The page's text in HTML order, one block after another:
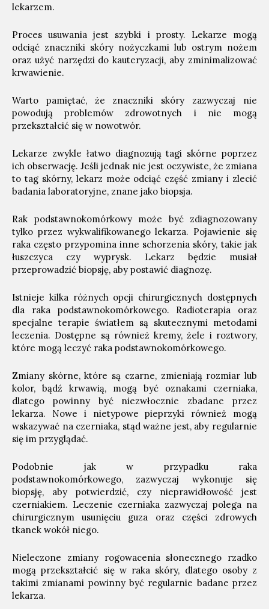
lekarzem.
Proces usuwania jest szybki i prosty. Lekarze mogą
odciąć znaczniki skóry nożyczkami lub ostrym nożem
oraz użyć narzędzi do kauteryzacji, aby zminimalizować
krwawienie.
Warto pamiętać, że znaczniki skóry zazwyczaj nie
powodują problemów zdrowotnych i nie mogą
przekształcić się w nowotwór.
Lekarze zwykle łatwo diagnozują tagi skórne poprzez
ich obserwację. Jeśli jednak nie jest oczywiste, że zmiana
to tag skórny, lekarz może odciąć część zmiany i zlecić
badania laboratoryjne, znane jako biopsja.
Rak podstawnokomórkowy może być zdiagnozowany
tylko przez wykwalifikowanego lekarza. Pojawienie się
raka często przypomina inne schorzenia skóry, takie jak
łuszczyca czy wyprysk. Lekarz będzie musiał
przeprowadzić biopsję, aby postawić diagnozę.
Istnieje kilka różnych opcji chirurgicznych dostępnych
dla raka podstawnokomórkowego. Radioterapia oraz
specjalne terapie światłem są skutecznymi metodami
leczenia. Dostępne są również kremy, żele i roztwory,
które mogą leczyć raka podstawnokomórkowego.
Zmiany skórne, które są czarne, zmieniają rozmiar lub
kolor, bądź krwawią, mogą być oznakami czerniaka,
dlatego powinny być niezwłocznie zbadane przez
lekarza. Nowe i nietypowe pieprzyki również mogą
wskazywać na czerniaka, stąd ważne jest, aby regularnie
się im przyglądać.
Podobnie jak w przypadku raka
podstawnokomórkowego, zazwyczaj wykonuje się
biopsję, aby potwierdzić, czy nieprawidłowość jest
czerniakiem. Leczenie czerniaka zazwyczaj polega na
chirurgicznym usunięciu guza oraz części zdrowych
tkanek wokół niego.
Nieleczone zmiany rogowacenia słonecznego rzadko
mogą przekształcić się w raka skóry, dlatego osoby z
takimi zmianami powinny być regularnie badane przez
lekarza.